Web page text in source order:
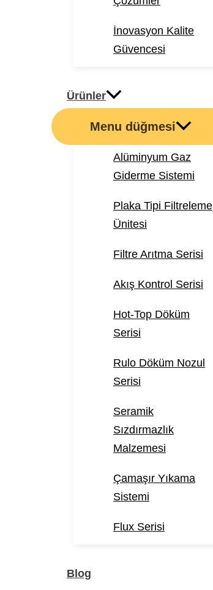
İnovasyon Kalite
Güvencesi
Ürünler
Menu düğmesi
Alüminyum Gaz
Giderme Sistemi
Plaka Tipi Filtreleme
Ünitesi
Filtre Arıtma Serisi
Akış Kontrol Serisi
Hot-Top Döküm
Serisi
Rulo Döküm Nozul
Serisi
Seramik
Sızdırmazlık
Malzemesi
Çamaşır Yıkama
Sistemi
Flux Serisi
Blog